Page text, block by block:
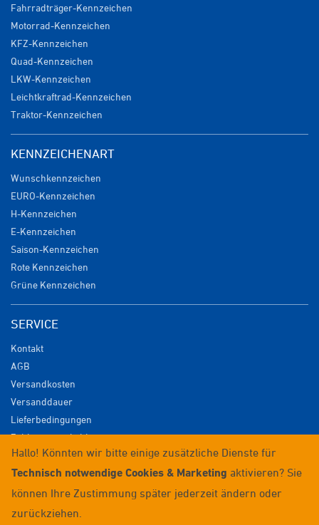
Fahrradträger-Kennzeichen
Motorrad-Kennzeichen
KFZ-Kennzeichen
Quad-Kennzeichen
LKW-Kennzeichen
Leichtkraftrad-Kennzeichen
Traktor-Kennzeichen
KENNZEICHENART
Wunschkennzeichen
EURO-Kennzeichen
H-Kennzeichen
E-Kennzeichen
Saison-Kennzeichen
Rote Kennzeichen
Grüne Kennzeichen
SERVICE
Kontakt
AGB
Versandkosten
Versanddauer
Lieferbedingungen
Zahlungsmöglichkeiten
Datenschutz
Impressum
Widerrufsrecht
Anmelden / Registrieren
Hallo! Könnten wir bitte einige zusätzliche Dienste für
Technisch notwendige Cookies & Marketing aktivieren? Sie
können Ihre Zustimmung später jederzeit ändern oder
zurückziehen.